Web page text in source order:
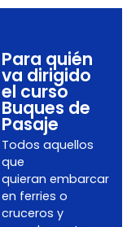
Para quién
va dirigido
el curso
Buques de
Pasaje
Todos aquellos
que
quieran embarcar
en ferries o
cruceros y